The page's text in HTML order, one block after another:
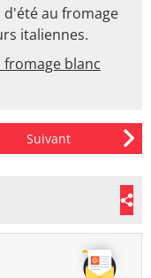
d'été au fromage
italiennes.
fromage blanc